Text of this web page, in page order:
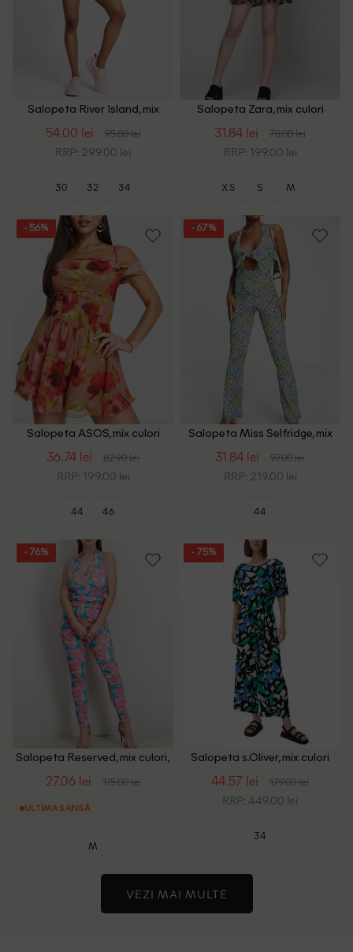
Salopeta River Island, mix
54.00 lei 95.00 lei
RRP: 299.00 lei
30 32 34
Salopeta Zara, mix culori
31.84 lei 78.00 lei
RRP: 199.00 lei
XS S M
- 56%
Salopeta ASOS, mix culori
36.74 lei 82.90 lei
RRP: 199.00 lei
44 46
- 67%
Salopeta Miss Selfridge, mix
31.84 lei 97.00 lei
RRP: 219.00 lei
44
- 76%
Salopeta Reserved, mix culori,
27.06 lei 115.00 lei
ULTIMA ȘANSĂ
M
- 75%
Salopeta s.Oliver, mix culori
44.57 lei 179.00 lei
RRP: 449.00 lei
34
VEZI MAI MULTE